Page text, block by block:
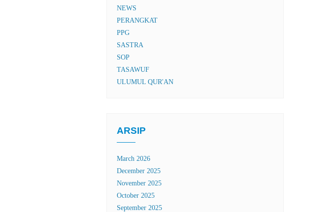
NEWS
PERANGKAT
PPG
SASTRA
SOP
TASAWUF
ULUMUL QUR'AN
ARSIP
March 2026
December 2025
November 2025
October 2025
September 2025